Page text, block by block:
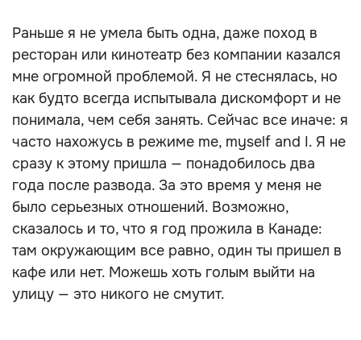
Раньше я не умела быть одна, даже поход в
ресторан или кинотеатр без компании казался
мне огромной проблемой. Я не стеснялась, но
как будто всегда испытывала дискомфорт и не
понимала, чем себя занять. Сейчас все иначе: я
часто нахожусь в режиме me, myself and I. Я не
сразу к этому пришла — понадобилось два
года после развода. За это время у меня не
было серьезных отношений. Возможно,
сказалось и то, что я год прожила в Канаде:
там окружающим все равно, один ты пришел в
кафе или нет. Можешь хоть голым выйти на
улицу — это никого не смутит.